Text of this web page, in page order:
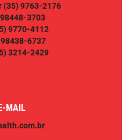
(35) 9763-2176
3703
9770-4112
6737
3214-2429
MAIL